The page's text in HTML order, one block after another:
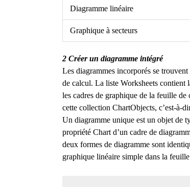
Diagramme linéaire
Graphique à secteurs
2 Créer un diagramme intégré
Les diagrammes incorporés se
de calcul. La liste Worksheets contient
les cadres de graphique de la feuille de
cette collection ChartObjects, c’est-à-
Un diagramme unique est un objet de
propriété Chart d’un cadre de
deux formes de diagramme sont
graphique linéaire simple dans la